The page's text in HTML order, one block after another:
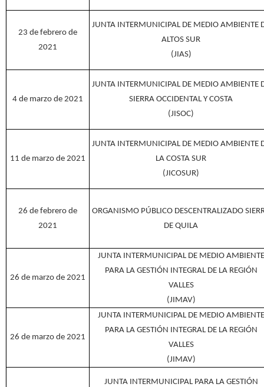
23 de febrero de
2021
JUNTA INTERMUNICIPAL DE MEDIO AMBIENTE
ALTOS SUR
(JIAS)
4 de marzo de 2021
JUNTA INTERMUNICIPAL DE MEDIO AMBIENTE
SIERRA OCCIDENTAL Y COSTA
(JISOC)
11 de marzo de 2021
JUNTA INTERMUNICIPAL DE MEDIO AMBIENTE
LA COSTA SUR
(JICOSUR)
26 de febrero de
2021
ORGANISMO PÚBLICO DESCENTRALIZADO
DE QUILA
26 de marzo de 2021
JUNTA INTERMUNICIPAL DE MEDIO AMBIENTE
PARA LA GESTIÓN INTEGRAL DE LA REGIÓN
VALLES
(JIMAV)
26 de marzo de 2021
JUNTA INTERMUNICIPAL DE MEDIO AMBIENTE
PARA LA GESTIÓN INTEGRAL DE LA REGIÓN
VALLES
(JIMAV)
JUNTA INTERMUNICIPAL PARA LA GESTIÓN